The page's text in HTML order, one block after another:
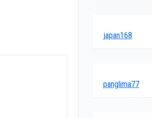
japan168
panglima77